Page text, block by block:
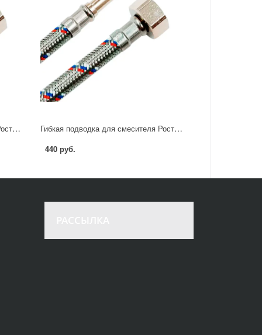
Гибкая подводка для смесителя Ростерм 1/2" М10x37 60 см НР-ВР Гибкая подводка для смесителя Ростерм 1/2" М10х37 80 см НР-ВР
440 руб.